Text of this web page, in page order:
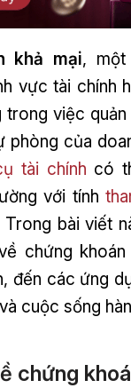
khả mại, một
vực tài chính
trong việc
phòng của
tài chính có
với tính
Trong bài viết
chứng
đến các ứng
cuộc sống
chứng